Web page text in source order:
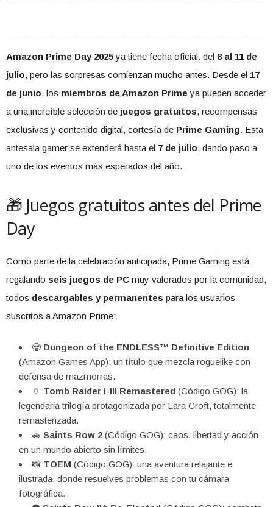
Amazon Prime Day 2025ya tiene fecha oficial: del 8 al 11 de
julio, pero las sorpresas comienzan mucho antes. Desde el 17
de junio, los miembros de Amazon Prime ya pueden acceder
a una increíble selección de juegos gratuitos, recompensas
exclusivas y contenido digital, cortesía de Prime Gaming. Esta
antesala gamer se extenderá hasta el 7 de julio, dando paso a
uno de los eventos más esperados del año.
🎁 Juegos gratuitos antes del Prime
Day
Como parte de la celebración anticipada, Prime Gaming está
regalando seis juegos de PC muy valorados por la comunidad,
todos descargables y permanentes para los usuarios
suscritos a Amazon Prime:
🧟 Dungeon of the ENDLESS™ Definitive Edition
(Amazon Games App): un título que mezcla roguelike con
defensa de mazmorras.
🏺 Tomb Raider I-III Remastered (Código GOG): la
legendaria trilogía protagonizada por Lara Croft, totalmente
remasterizada.
🚗 Saints Row 2 (Código GOG): caos, libertad y acción
en un mundo abierto sin límites.
📸 TOEM (Código GOG): una aventura relajante e
ilustrada, donde resuelves problemas con tu cámara
fotográfica.